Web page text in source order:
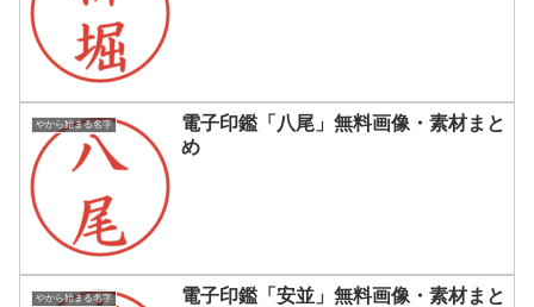
やから始まる名字
電子印鑑「八尾」無料画像・素材まと
め
やから始まる名字
電子印鑑「安並」無料画像・素材まと